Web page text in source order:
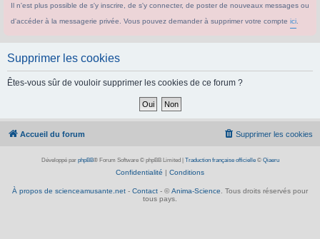
Il n'est plus possible de s'y inscrire, de s'y connecter, de poster de nouveaux messages ou
d'accéder à la messagerie privée. Vous pouvez demander à supprimer votre compte ici
Supprimer les cookies
Êtes-vous sûr de vouloir supprimer les cookies de ce forum ?
Accueil du forum Supprimer les cookies
Développé par phpBB® Forum Software © phpBB Limited Traduction française officielle© Qiaeru
Confidentialité | Conditions
À propos de scienceamusante.net - Contact - © Anima-Science . Tous droits réservés pour
tous pays.